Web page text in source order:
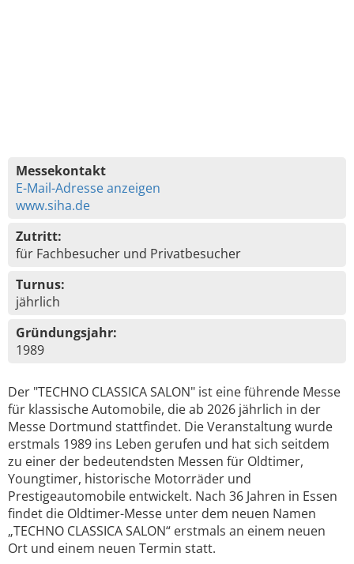
Messekontakt
E-Mail-Adresse anzeigen
www.siha.de
Zutritt:
für Fachbesucher und Privatbesucher
Turnus:
jährlich
Gründungsjahr:
1989
Der "TECHNO CLASSICA SALON" ist eine führende Messe
für klassische Automobile, die ab 2026 jährlich in der
Messe Dortmund stattfindet. Die Veranstaltung wurde
erstmals 1989 ins Leben gerufen und hat sich seitdem
zu einer der bedeutendsten Messen für Oldtimer,
Youngtimer, historische Motorräder und
Prestigeautomobile entwickelt. Nach 36 Jahren in Essen
findet die Oldtimer-Messe unter dem neuen Namen
„TECHNO CLASSICA SALON“ erstmals an einem neuen
Ort und einem neuen Termin statt.